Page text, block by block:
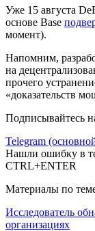
Уже 15 августа
основе Base
момент).
Напомним,
на
прочего
«доказательств
Подписывайтесь
Telegram
Нашли ошибку в
CTRL+ENTER
Материалы по
Исследователь
организациях